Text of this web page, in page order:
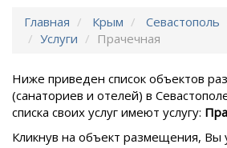
Главная Крым Севастополь
Услуги
Прачечная
Ниже приведен список объектов
(санаториев и отелей) в
списка своих услуг имеют услугу:
Кликнув на объект размещения, Вы